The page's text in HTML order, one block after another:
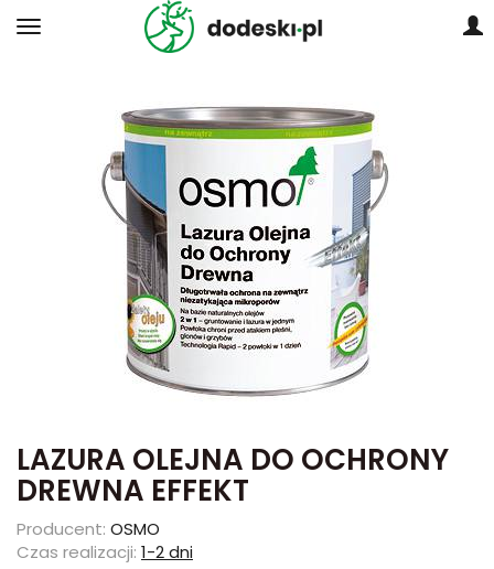
LAZURA OLEJNA DO OCHRONY
DREWNA EFFEKT
Producent: OSMO
Czas realizacji: 1-2 dni